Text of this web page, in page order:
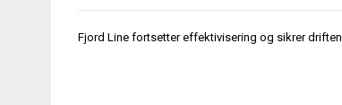
Innleggsnavigasjon
Fjord Line fortsetter effektivisering og sikrer driften